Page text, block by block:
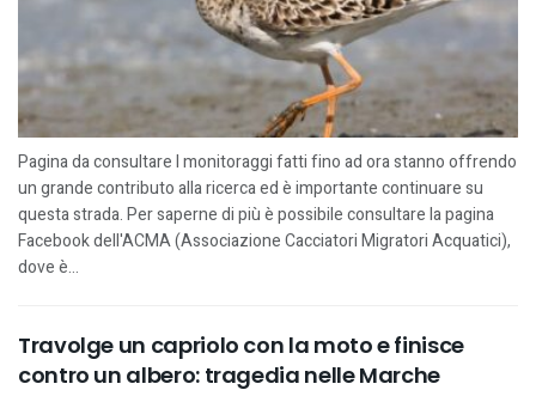
Pagina da consultare I monitoraggi fatti fino ad ora stanno offrendo
un grande contributo alla ricerca ed è importante continuare su
questa strada. Per saperne di più è possibile consultare la pagina
Facebook dell'ACMA (Associazione Cacciatori Migratori Acquatici),
dove è...
Travolge un capriolo con la moto e finisce
contro un albero: tragedia nelle Marche